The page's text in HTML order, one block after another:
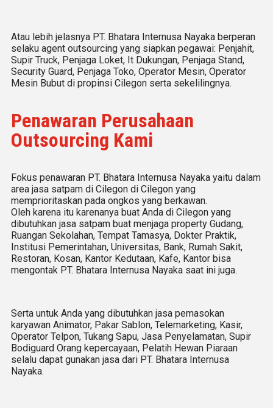
Atau lebih jelasnya PT. Bhatara Internusa Nayaka berperan
selaku agent outsourcing yang siapkan pegawai: Penjahit,
Supir Truck, Penjaga Loket, It Dukungan, Penjaga Stand,
Security Guard, Penjaga Toko, Operator Mesin, Operator
Mesin Bubut di propinsi Cilegon serta sekelilingnya.
Penawaran Perusahaan
Outsourcing Kami
Fokus penawaran PT. Bhatara Internusa Nayaka yaitu dalam
area jasa satpam di Cilegon di Cilegon yang
memprioritaskan pada ongkos yang berkawan.
Oleh karena itu karenanya buat Anda di Cilegon yang
dibutuhkan jasa satpam buat menjaga property Gudang,
Ruangan Sekolahan, Tempat Tamasya, Dokter Praktik,
Institusi Pemerintahan, Universitas, Bank, Rumah Sakit,
Restoran, Kosan, Kantor Kedutaan, Kafe, Kantor bisa
mengontak PT. Bhatara Internusa Nayaka saat ini juga.
Serta untuk Anda yang dibutuhkan jasa pemasokan
karyawan Animator, Pakar Sablon, Telemarketing, Kasir,
Operator Telpon, Tukang Sapu, Jasa Penyelamatan, Supir
Bodiguard Orang kepercayaan, Pelatih Hewan Piaraan
selalu dapat gunakan jasa dari PT. Bhatara Internusa
Nayaka.